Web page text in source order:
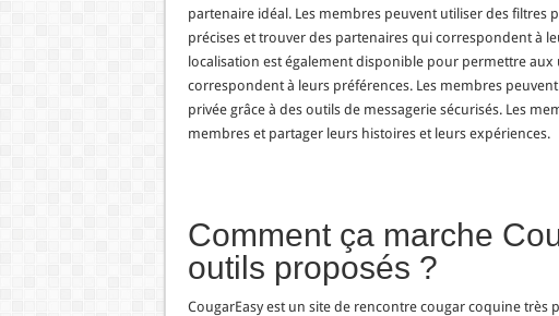
partenaire idéal. Les membres peuvent utiliser des filtres
précises et trouver des partenaires qui correspondent à
localisation est également disponible pour permettre
correspondent à leurs préférences. Les membres
privée grâce à des outils de messagerie sécurisés. Les
membres et partager leurs histoires et leurs expériences.
Comment ça marche
outils proposés ?
CougarEasy est un site de rencontre cougar coquine